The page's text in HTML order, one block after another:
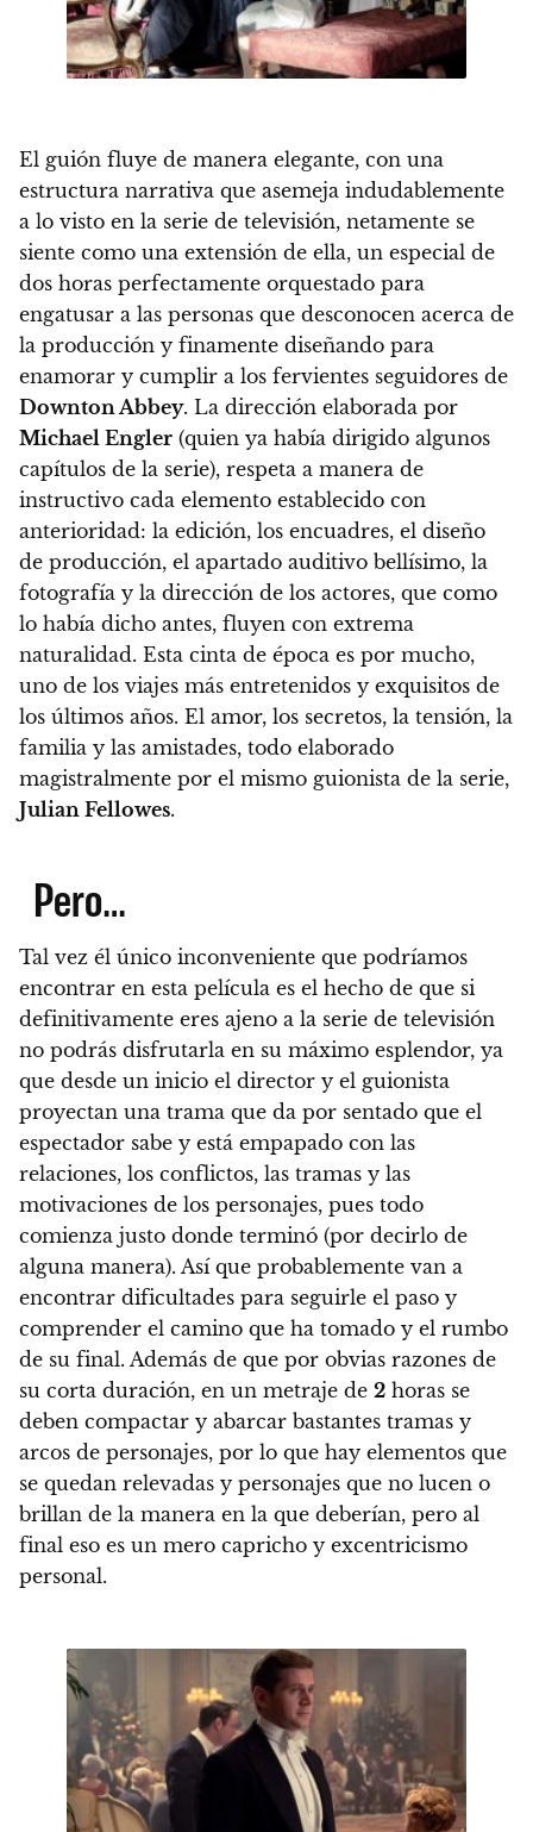
El guión fluye de manera elegante, con una
estructura narrativa que asemeja indudablemente
a lo visto en la serie de televisión, netamente se
siente como una extensión de ella, un especial de
dos horas perfectamente orquestado para
engatusar a las personas que desconocen acerca de
la producción y finamente diseñando para
enamorar y cumplir a los fervientes seguidores de
Downton Abbey. La dirección elaborada por
Michael Engler (quien ya había dirigido algunos
capítulos de la serie), respeta a manera de
instructivo cada elemento establecido con
anterioridad: la edición, los encuadres, el diseño
de producción, el apartado auditivo bellísimo, la
fotografía y la dirección de los actores, que como
lo había dicho antes, fluyen con extrema
naturalidad. Esta cinta de época es por mucho,
uno de los viajes más entretenidos y exquisitos de
los últimos años. El amor, los secretos, la tensión, la
familia y las amistades, todo elaborado
magistralmente por el mismo guionista de la serie,
Julian Fellowes.
Pero…
Tal vez él único inconveniente que podríamos
encontrar en esta película es el hecho de que si
definitivamente eres ajeno a la serie de televisión
no podrás disfrutarla en su máximo esplendor, ya
que desde un inicio el director y el guionista
proyectan una trama que da por sentado que el
espectador sabe y está empapado con las
relaciones, los conflictos, las tramas y las
motivaciones de los personajes, pues todo
comienza justo donde terminó (por decirlo de
alguna manera). Así que probablemente van a
encontrar dificultades para seguirle el paso y
comprender el camino que ha tomado y el rumbo
de su final. Además de que por obvias razones de
su corta duración, en un metraje de 2 horas se
deben compactar y abarcar bastantes tramas y
arcos de personajes, por lo que hay elementos que
se quedan relevadas y personajes que no lucen o
brillan de la manera en la que deberían, pero al
final eso es un mero capricho y excentricismo
personal.